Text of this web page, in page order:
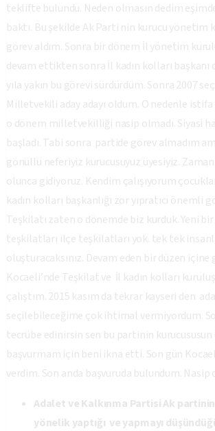
teklifte bulundu. Neden olmasın dedim
baktı. Bu şekilde Ak Parti nin kurucu yönetim
görev aldım. Sonra bir dönem İl yönetim
devam ettikten sonra İl kadın kolları başkanı
yıla yakın bu görevi sürdürdüm. Sonra 2007
Milletvekili aday adayı oldum. O nedenle
o dönem milletvekilliği nasip olmadı. Siyasi
başladı. Tabi sonra partide görev almadım
gönüllü neferiyiz kurucusuyuz üyesiyiz.
olunca gidiyoruz. Kendim çalışıyorum
kadın kolları başkanlığı zor yıpratıcı önemli
Teşkilatı zaten o dönemde biz kurduk. Yeni
teşkilatları ilçe teşkilatları yok. tek tek
oluşturacaksınız. Devam eden bir düzen içine
Kocaeli’nde Teşkilat ve İl kadın kolları
çalıştım. 2015 kasım da tekrar kayseri den
seçilebileceğime çok ihtimal vermiyordum.
tecrübe edinirsin sen bu partinin kurucususun
başvurmam için beni ikna etti. Son gün
verdim. Son anda başvuruda bulundum. Nasip
Adalet ve Kalkınma Partisi Ak
yönelik yaptığı ve yapmayı